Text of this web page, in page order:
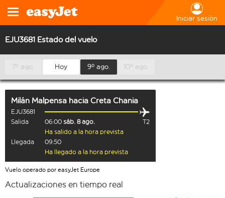
Iniciar sesión
EJU3681 Estado del vuelo
7º ago. Hoy 9º ago. 10º ago.
Milán Malpensa hacia Creta Chania
EJU3681
Salida
06:00 sáb. 8 ago.
T2
Ha salido a la hora prevista
Llegada
09:50
Ha llegado a la hora prevista
Vuelo operado por easyJet Europe
Actualizaciones en tiempo real